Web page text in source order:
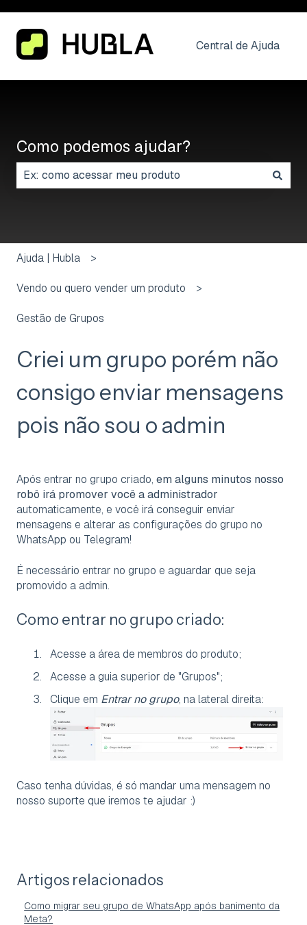
Central de Ajuda
Como podemos ajudar?
Ajuda | Hubla
Vendo ou quero vender um produto
Gestão de Grupos
Criei um grupo porém não
consigo enviar mensagens
pois não sou o admin
Após entrar no grupo criado, em alguns minutos nosso
robô irá promover você a administrador
automaticamente, e você irá conseguir enviar
mensagens e alterar as configurações do grupo no
WhatsApp ou Telegram!
É necessário entrar no grupo e aguardar que seja
promovido a admin.
Como entrar no grupo criado:
Acesse a área de membros do produto;
Acesse a guia superior de "Grupos";
Clique em Entrar no grupo, na lateral direita:
Caso tenha dúvidas, é só mandar uma mensagem no
nosso suporte que iremos te ajudar :)
Artigos relacionados
Como migrar seu grupo de WhatsApp após banimento da
Meta?